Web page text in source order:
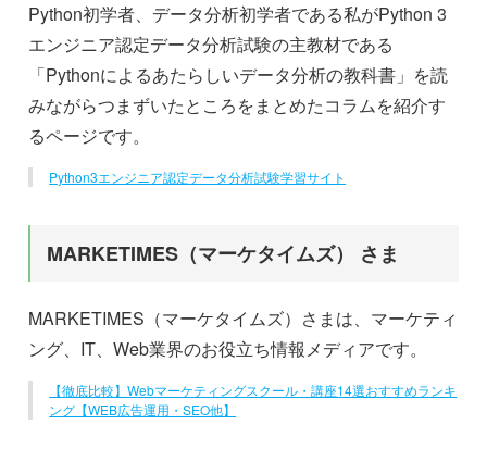
Python初学者、データ分析初学者である私がPython 3
エンジニア認定データ分析試験の主教材である
「Pythonによるあたらしいデータ分析の教科書」を読
みながらつまずいたところをまとめたコラムを紹介す
るページです。
Python3エンジニア認定データ分析試験学習サイト
MARKETIMES（マーケタイムズ） さま
MARKETIMES（マーケタイムズ）さまは、マーケティ
ング、IT、Web業界のお役立ち情報メディアです。
【徹底比較】Webマーケティングスクール・講座14選おすすめランキ
ング【WEB広告運用・SEO他】